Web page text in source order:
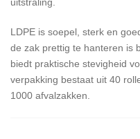
LDPE is soepel, sterk en
de zak prettig te hanteren is
biedt praktische stevigheid
verpakking bestaat uit 40
1000 afvalzakken.